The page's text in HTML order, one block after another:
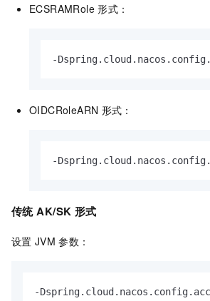
ECSRAMRole 形式：
-
OIDCRoleARN 形式：
-
传统 AK/SK 形式
设置 JVM 参数：
-